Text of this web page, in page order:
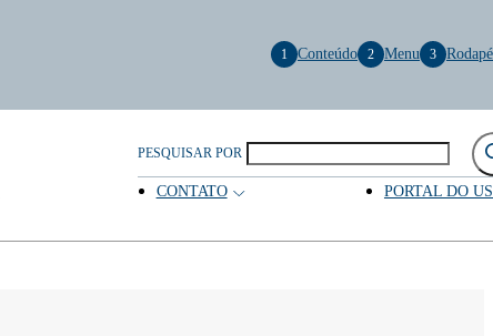
PESQUISAR POR
CONTATO PORTAL DO
1 Conteúdo 2 Menu 3 Rodapé